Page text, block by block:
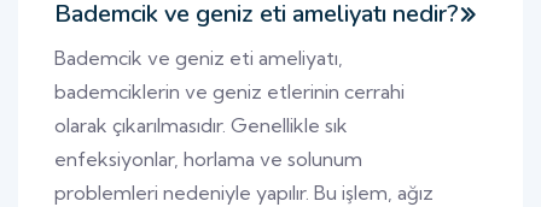
Bademcik ve geniz eti ameliyatı nedir?
Bademcik ve geniz eti ameliyatı,
bademciklerin ve geniz etlerinin cerrahi
olarak çıkarılmasıdır. Genellikle sık
enfeksiyonlar, horlama ve solunum
problemleri nedeniyle yapılır. Bu işlem, ağız